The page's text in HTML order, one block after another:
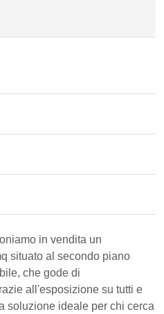
in vendita un
situato al secondo piano
che gode di
all'esposizione su tutti e
soluzione ideale per chi cerca